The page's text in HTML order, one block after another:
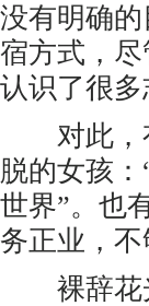
没有明确
宿方式，
认识了很多
对此，有
脱的女孩
世界”。也
务正业，不
裸辞花光